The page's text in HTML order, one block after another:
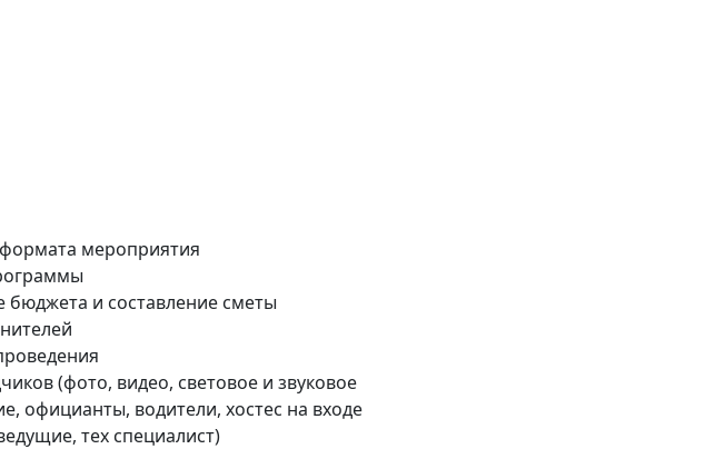
мероприятия
бюджета и составление сметы
(фото, видео, световое и звуковое
официанты, водители, хостес на входе
тех специалист)